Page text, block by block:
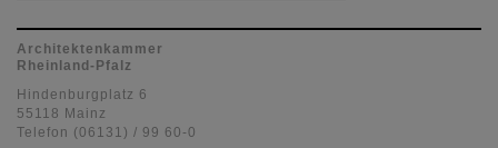
Architektenkammer
Rheinland-Pfalz
Hindenburgplatz 6
55118 Mainz
Telefon (06131) / 99 60-0